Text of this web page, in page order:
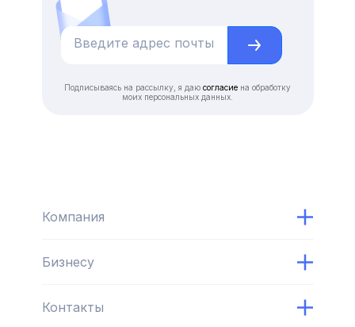
Подписываясь на рассылку, я даю согласие на обработку
моих персональных данных.
Компания
Бизнесу
Контакты